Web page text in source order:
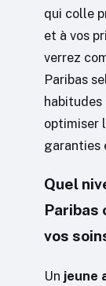
qui colle
et à vos
verrez
Paribas
habitudes
optimiser
garanties
Quel
Paribas
vos
Un jeune